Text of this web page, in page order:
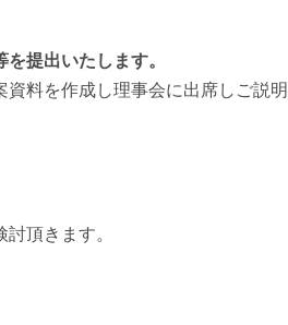
提出いたします。
資料を作成し理事会に出席しご説明
頂きます。